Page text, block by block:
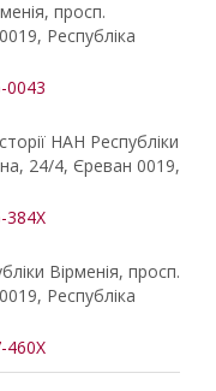
просп.
Республіка
0043
НАН Республіки
24/4, Єреван 0019,
384X
Вірменія, просп.
Республіка
460X